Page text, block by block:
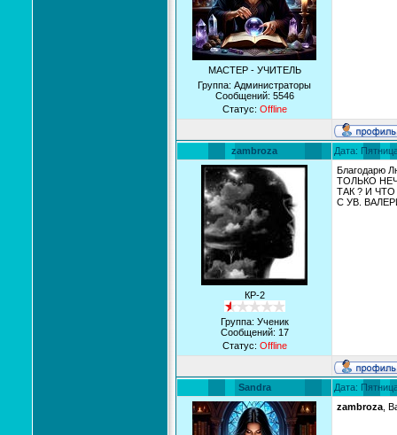
МАСТЕР - УЧИТЕЛЬ
Группа: Администраторы
Сообщений: 5546
Статус: Offline
zambroza Дата:
КР-2
Группа: Ученик
Сообщений: 17
Статус: Offline
Благодарю
ТОЛЬКО
ТАК ? И ЧТО
С УВ.
Sandra Дата:
zambroza ,